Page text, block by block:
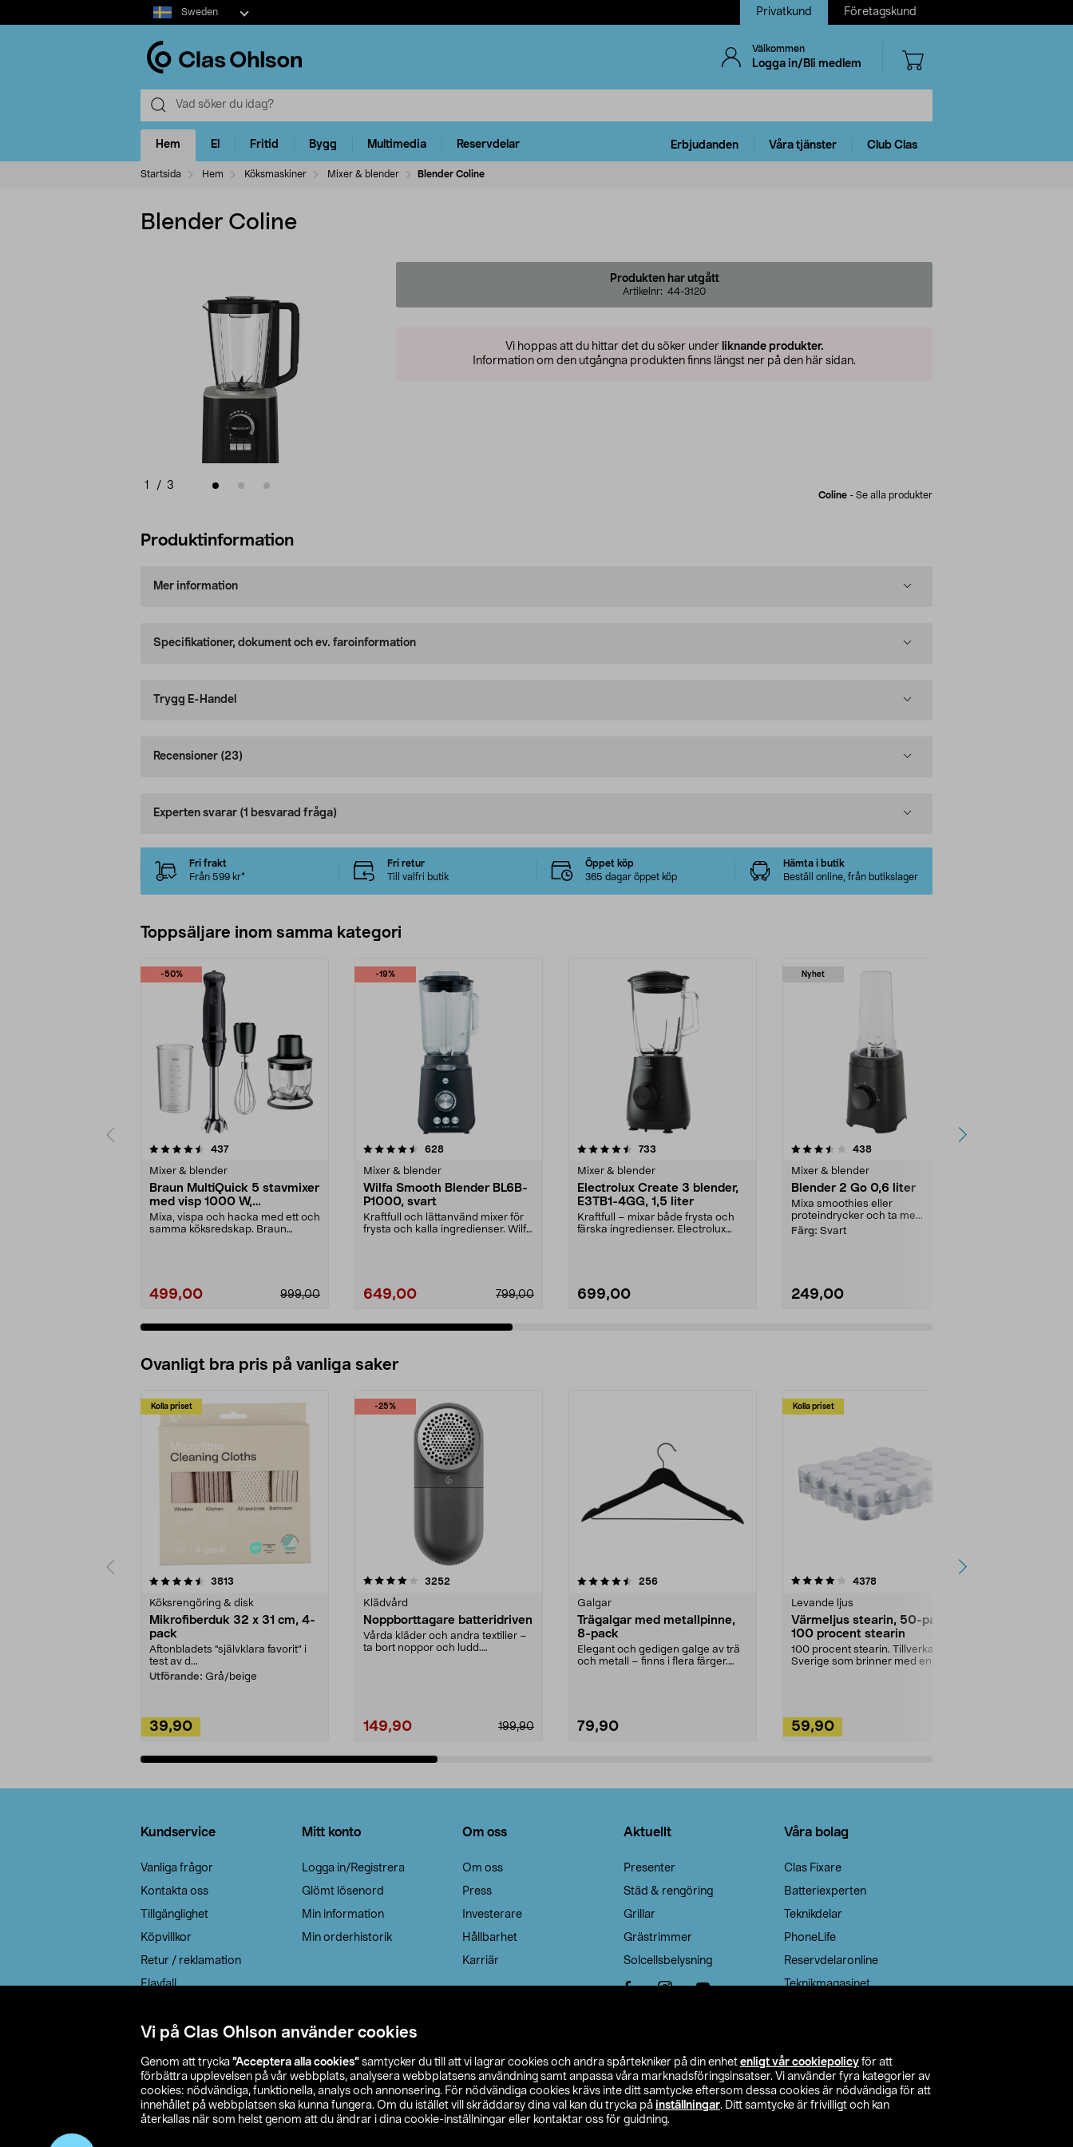
Vi på Clas Ohlson använder cookies
Genom att trycka ”Acceptera alla cookies” samtycker du till att vi lagrar cookies och andra spårtekniker på din enhet enligt vår cookiepolicy för att
förbättra upplevelsen på vår webbplats, analysera webbplatsens användning samt anpassa våra marknadsföringsinsatser. Vi använder fyra kategorier av
cookies: nödvändiga, funktionella, analys och annonsering. För nödvändiga cookies krävs inte ditt samtycke eftersom dessa cookies är nödvändiga för att
innehållet på webbplatsen ska kunna fungera. Om du istället vill skräddarsy dina val kan du trycka på inställningar. Ditt samtycke är frivilligt och kan
återkallas när som helst genom att du ändrar i dina cookie-inställningar eller kontaktar oss för guidning.
Select
market
Sweden Privatkund Företagskund
Välkommen
Logga in/Bli medlem
Hem El Fritid Bygg Multimedia Reservdelar Erbjudanden Våra tjänster Club Clas
Startsida Hem Köksmaskiner Mixer & blender Blender Coline
Blender Coline
1 / 3
Produkten har utgått
Artikelnr: 44-3120
Vi hoppas att du hittar det du söker under liknande produkter.
Information om den utgångna produkten finns längst ner på den här sidan.
Coline - Se alla produkter
Produktinformation
Mer information
Specifikationer, dokument och ev. faroinformation
Trygg E-Handel
Recensioner (23)
Experten svarar (1 besvarad fråga)
Fri frakt
Från 599 kr*
Fri retur
Till valfri butik
Öppet köp
365 dagar öppet köp
Hämta i butik
Beställ online, från butikslager
Toppsäljare inom samma kategori
-50%
437recensioner
Mixer & blender
Braun MultiQuick 5 stavmixer
med visp 1000 W,
MQ50202M
Mixa, vispa och hacka med ett och
samma köksredskap. Braun
499,00 999,00
-19%
4.5 av 5 stjärnor 628recensioner
Mixer & blender
Wilfa Smooth Blender BL6B-
P1000, svart
Kraftfull och lättanvänd mixer för
frysta och kalla ingredienser. Wilfa
649,00 799,00
4.5 av 5 stjärnor 733
Mixer & blender
Electrolux Create 3 blender,
E3TB1-4GG, 1,5 liter
Kraftfull – mixar både frysta och
färska ingredienser. Electrolux
699,00
Nyhet
3.5 av 5 stjärnor 438recensioner
Mixer & blender
Blender 2 Go 0,6 liter
Mixa smoothies eller
proteindrycker och ta me...
Färg: Svart
249,00
4.5 av 5 stjärnor
Ovanligt bra pris på vanliga saker
Kolla priset
3813
Köksrengöring & disk
Mikrofiberduk 32 x 31 cm, 4-
pack
Aftonbladets "självklara favorit” i
test av d...
Utförande: Grå/beige
39,90
-25%
4.0av 5 stjärnor 3252
Klädvård
Noppborttagare batteridriven
Vårda kläder och andra textilier –
ta bort noppor och ludd.
199,90
149,90
4.5av 5 stjärnor 256recensioner
Galgar
Trägalgar med metallpinne,
8-pack
Elegant och gedigen galge av trä
och metall – finns i flera färger.
79,90
Kolla priset
4.0av 5 stjärnor 4378recensioner
Levande ljus
Värmeljus stearin, 50-pack,
100 procent stearin
100 procent stearin. Tillverkade i
Sverige som brinner med en
59,90
4.5av 5 stjärnor
Kundservice
Vanliga frågor
Kontakta oss
Tillgänglighet
Köpvillkor
Retur / reklamation
Elavfall
Leveransalternativ
Mitt konto
Logga in/Registrera
Glömt lösenord
Min information
Min orderhistorik
Om oss
Om oss
Press
Investerare
Hållbarhet
Karriär
Aktuellt
Presenter
Städ & rengöring
Grillar
Grästrimmer
Solcellsbelysning
Våra bolag
Clas Fixare
Batteriexperten
Teknikdelar
PhoneLife
Reservdelaronline
Teknikmagasinet